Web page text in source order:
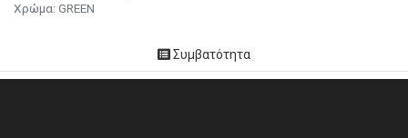
Χρώμα: GREEN
Συμβατότητα